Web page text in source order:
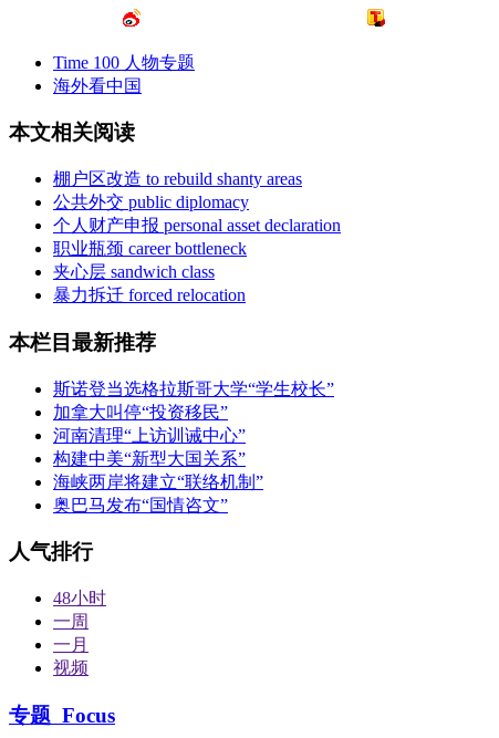
Time 100 人物专题
海外看中国
本文相关阅读
棚户区改造 to rebuild shanty areas
公共外交 public diplomacy
个人财产申报 personal asset declaration
职业瓶颈 career bottleneck
夹心层 sandwich class
暴力拆迁 forced relocation
本栏目最新推荐
斯诺登当选格拉斯哥大学“学生校长”
加拿大叫停“投资移民”
河南清理“上访训诫中心”
构建中美“新型大国关系”
海峡两岸将建立“联络机制”
奥巴马发布“国情咨文”
人气排行
48小时
一周
一月
视频
专题 Focus